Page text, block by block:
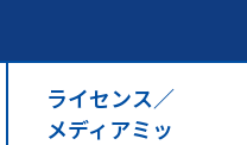
ライセンス／
メディアミッ